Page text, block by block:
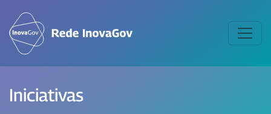
Iniciativas